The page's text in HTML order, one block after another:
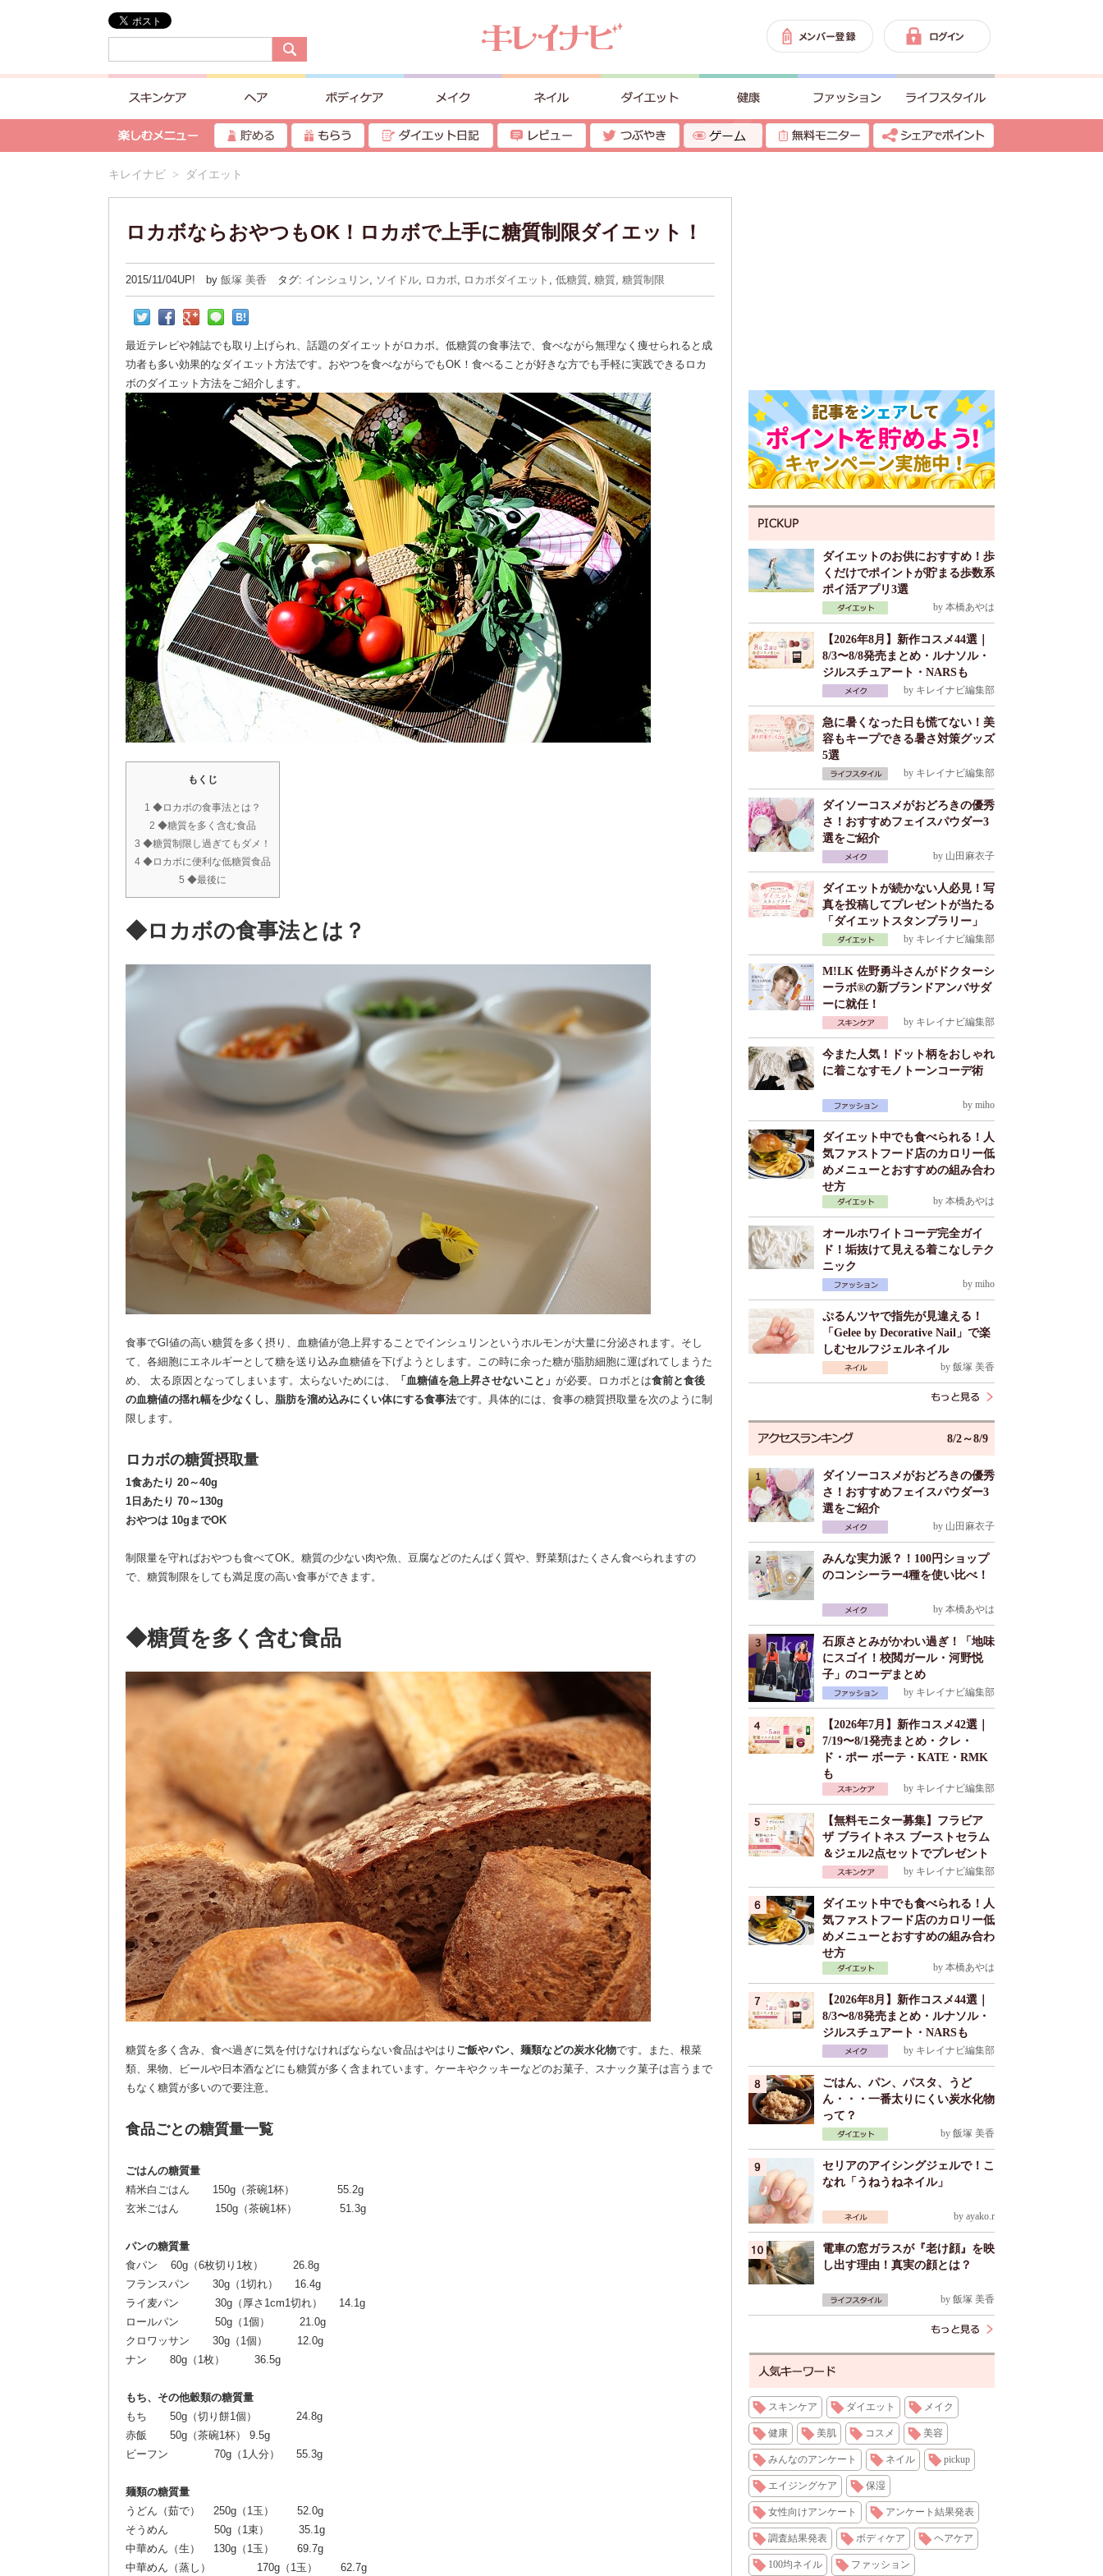
キレイナビ > ダイエット
ロカボならおやつもOK！ロカボで上手に糖質制限ダイエット！
2015/11/04UP! by 飯塚 美香 タグ: インシュリン, ソイドル, ロカボ, ロカボダイエット , 低糖質, 糖質, 糖質制限
最近テレビや雑誌でも取り上げられ、話題のダイエットがロカボ。低糖質の食事法で、食べながら無理なく痩せられると成
功者も多い効果的なダイエット方法です。おやつを食べながらでもOK！食べることが好きな方でも手軽に実践できるロカ
ボのダイエット方法をご紹介します。
もくじ
1 ◆ロカボの食事法とは？
2 ◆糖質を多く含む食品
3 ◆糖質制限し過ぎてもダメ！
4 ◆ロカボに便利な低糖質食品
5 ◆最後に
◆ロカボの食事法とは？
食事でGI値の高い糖質を多く摂り、血糖値が急上昇することでインシュリンというホルモンが大量に分泌されます。そし
て、各細胞にエネルギーとして糖を送り込み血糖値を下げようとします。この時に余った糖が脂肪細胞に運ばれてしまうた
め、 太る原因となってしまいます。太らないためには、
「血糖値を急上昇させないこと」 が必要。ロカボとは食前と食後
の血糖値の揺れ幅を少なくし、脂肪を溜め込みにくい体にする食事法です。具体的には、食事の糖質摂取量を次のように制
限します。
ロカボの糖質摂取量
1食あたり 20～40g
1日あたり 70～130g
おやつは 10gまでOK
制限量を守ればおやつも食べてOK。糖質の少ない肉や魚、豆腐などのたんぱく質や、野菜類はたくさん食べられますの
で、糖質制限をしても満足度の高い食事ができます。
◆糖質を多く含む食品
糖質を多く含み、食べ過ぎに気を付けなければならない食品はやはり ご飯やパン、麺類などの炭水化物です。また、根菜
類、果物、ビールや日本酒などにも糖質が多く含まれています。ケーキやクッキーなどのお菓子、スナック菓子は言うまで
もなく糖質が多いので要注意。
食品ごとの糖質量一覧
ごはんの糖質量
精米白ごはん 150g（茶碗1杯） 55.2g
玄米ごはん 150g（茶碗1杯） 51.3g
パンの糖質量
食パン 60g（6枚切り1枚） 26.8g
フランスパン 30g（1切れ） 16.4g
ライ麦パン 30g（厚さ1cm1切れ） 14.1g
ロールパン 50g（1個） 21.0g
クロワッサン 30g（1個） 12.0g
ナン 80g（1枚） 36.5g
もち、その他穀類の糖質量
もち 50g（切り餅1個） 24.8g
赤飯 50g（茶碗1杯） 9.5g
ビーフン 70g（1人分） 55.3g
麺類の糖質量
うどん（茹で） 250g（1玉） 52.0g
そうめん 50g（1束） 35.1g
中華めん（生） 130g（1玉） 69.7g
中華めん（蒸し） 170g（1玉） 62.7g
ダイエットのお供におすすめ！歩
くだけでポイントが貯まる歩数系
ポイ活アプリ3選
by 本橋あやは
【2026年8月】新作コスメ44選｜
8/3〜8/8発売まとめ・ルナソル・
ジルスチュアート・NARSも
by キレイナビ編集部
急に暑くなった日も慌てない！美
容もキープできる暑さ対策グッズ
5選
by キレイナビ編集部
ダイソーコスメがおどろきの優秀
さ！おすすめフェイスパウダー3
選をご紹介
by 山田麻衣子
ダイエットが続かない人必見！写
真を投稿してプレゼントが当たる
「ダイエットスタンプラリー」
by キレイナビ編集部
M!LK 佐野勇斗さんがドクターシ
ーラボ®の新ブランドアンバサダ
ーに就任！
by キレイナビ編集部
今また人気！ドット柄をおしゃれ
に着こなすモノトーンコーデ術
by miho
ダイエット中でも食べられる！人
気ファストフード店のカロリー低
めメニューとおすすめの組み合わ
せ方
by 本橋あやは
オールホワイトコーデ完全ガイ
ド！垢抜けて見える着こなしテク
ニック
by miho
ぷるんツヤで指先が見違える！
「Gelee by Decorative Nail」で楽
しむセルフジェルネイル
by 飯塚 美香
8/2～8/9
ダイソーコスメがおどろきの優秀
さ！おすすめフェイスパウダー3
選をご紹介
by 山田麻衣子
みんな実力派？！100円ショップ
のコンシーラー4種を使い比べ！
by 本橋あやは
石原さとみがかわい過ぎ！「地味
にスゴイ！校閲ガール・河野悦
子」のコーデまとめ
by キレイナビ編集部
【2026年7月】新作コスメ42選｜
7/19〜8/1発売まとめ・クレ・
ド・ポー ボーテ・KATE・RMK
も
by キレイナビ編集部
【無料モニター募集】フラビア
ザ ブライトネス ブーストセラム
＆ジェル2点セットでプレゼント
by キレイナビ編集部
ダイエット中でも食べられる！人
気ファストフード店のカロリー低
めメニューとおすすめの組み合わ
せ方
by 本橋あやは
【2026年8月】新作コスメ44選｜
8/3〜8/8発売まとめ・ルナソル・
ジルスチュアート・NARSも
by キレイナビ編集部
ごはん、パン、パスタ、うど
ん・・・一番太りにくい炭水化物
って？
by 飯塚 美香
セリアのアイシングジェルで！こ
なれ「うねうねネイル」
by ayako.r
電車の窓ガラスが『老け顔』を映
し出す理由！真実の顔とは？
by 飯塚 美香
スキンケア ダイエット メイク
健康 美肌 コスメ 美容
みんなのアンケート ネイル pickup
エイジングケア 保湿
女性向けアンケート アンケート結果発表
調査結果発表 ボディケア ヘアケア
100均ネイル ファッション